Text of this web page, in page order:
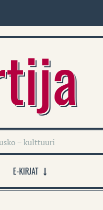
– kulttuuri
E-KIRJAT